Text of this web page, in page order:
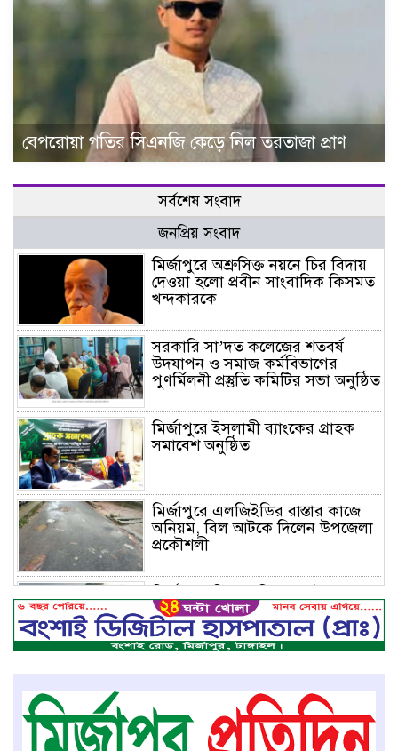
বেপরোয়া গতির সিএনজি কেড়ে নিল তরতাজা প্রাণ
সর্বশেষ সংবাদ
জনপ্রিয় সংবাদ
মির্জাপুরে অশ্রুসিক্ত নয়নে চির বিদায়
দেওয়া হলো প্রবীন সাংবাদিক কিসমত
খন্দকারকে
সরকারি সা’দত কলেজের শতবর্ষ
উদযাপন ও সমাজ কর্মবিভাগের
পুণর্মিলনী প্রস্তুতি কমিটির সভা অনুষ্ঠিত
মির্জাপুরে ইসলামী ব্যাংকের গ্রাহক
সমাবেশ অনুষ্ঠিত
মির্জাপুরে এলজিইডির রাস্তার কাজে
অনিয়ম, বিল আটকে দিলেন উপজেলা
প্রকৌশলী
দুয়ারি জাল ধ্বংস